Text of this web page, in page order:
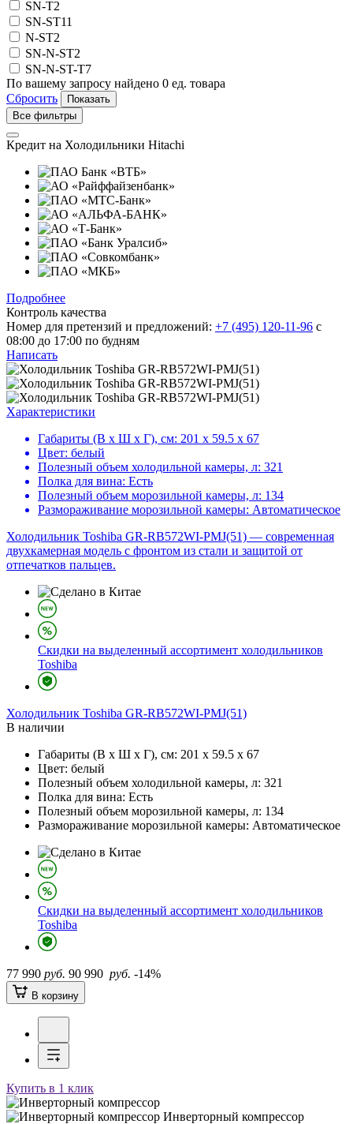
SN-T2
SN-ST11
N-ST2
SN-N-ST2
SN-N-ST-T7
По вашему запросу найдено 0 ед. товара
Сбросить
Все фильтры
Кредит на Холодильники Hitachi
Подробнее
Контроль качества
Номер для претензий и предложений: +7 (495) 120-11-96 с
08:00 до 17:00 по будням
Написать
Характеристики
Габариты (В х Ш х Г), см: 201 х 59.5 х 67
Цвет: белый
Полезный объем холодильной камеры, л: 321
Полка для вина: Есть
Полезный объем морозильной камеры, л: 134
Размораживание морозильной камеры: Автоматическое
Холодильник Toshiba GR-RB572WI-PMJ(51) — современная
двухкамерная модель с фронтом из стали и защитой от
отпечатков пальцев.
Скидки на выделенный ассортимент холодильников
Toshiba
Холодильник Toshiba GR-RB572WI-PMJ(51)
В наличии
Габариты (В х Ш х Г), см: 201 х 59.5 х 67
Цвет: белый
Полезный объем холодильной камеры, л: 321
Полка для вина: Есть
Полезный объем морозильной камеры, л: 134
Размораживание морозильной камеры: Автоматическое
Скидки на выделенный ассортимент холодильников
Toshiba
77 990 руб. 90 990 руб. -14%
В корзину
Купить в 1 клик
Инверторный компрессор